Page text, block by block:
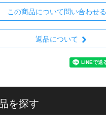
この商品について問い合わせる
返品について
を探す